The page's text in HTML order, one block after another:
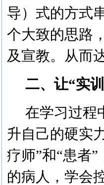
导）式的方式
个大致的思路
及宣教。从而
二、 让“实
在学习过程
升自己的硬实
疗师”和“患者
的病人，学会